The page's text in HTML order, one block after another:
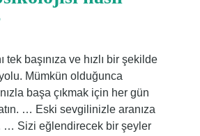
tek başınıza ve hızlı bir şekilde
Mümkün olduğunca
başa çıkmak için her gün
… Eski sevgilinizle aranıza
… Sizi eğlendirecek bir şeyler